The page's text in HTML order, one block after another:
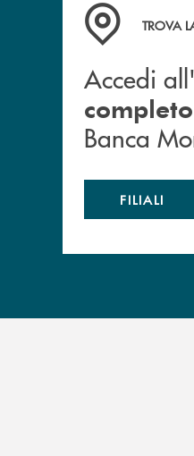
Accedi all'
TROVA
Accedi all'
completo
Banca
FILIALI